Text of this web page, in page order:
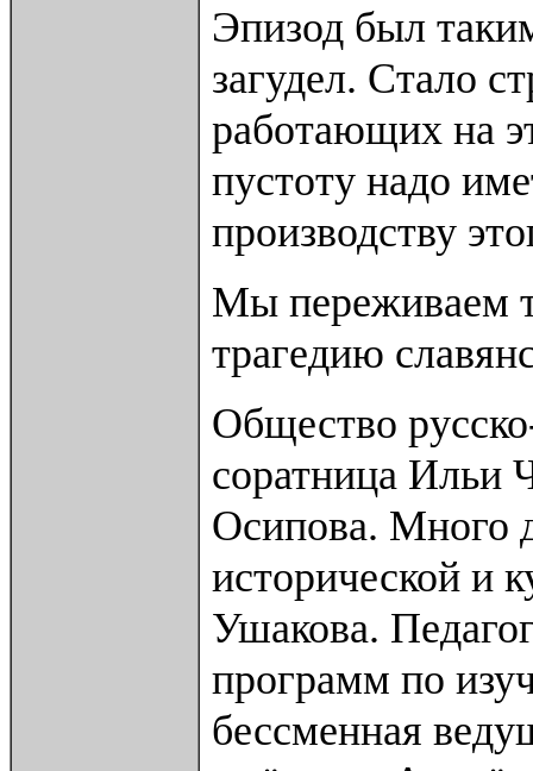
Эпизод был
загудел. Стало
работающих на
пустоту надо
производству
Мы переживаем
трагедию
Общество
соратница Ильи
Осипова. Много
исторической и
Ушакова.
программ по
бессменная